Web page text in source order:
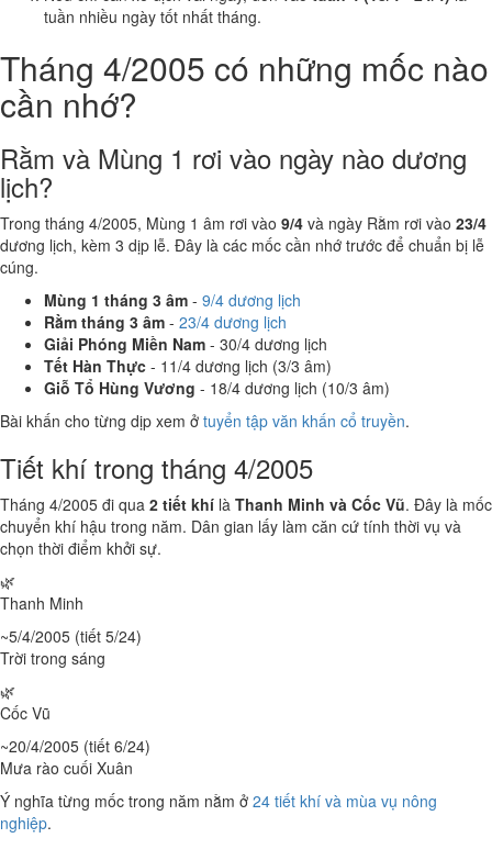
tuần nhiều ngày tốt nhất tháng.
Tháng 4/2005 có những mốc nào
cần nhớ?
Rằm và Mùng 1 rơi vào ngày nào dương
lịch?
Trong tháng 4/2005, Mùng 1 âm rơi vào 9/4 và ngày Rằm rơi vào 23/4
dương lịch, kèm 3 dịp lễ. Đây là các mốc cần nhớ trước để chuẩn bị lễ
cúng.
Mùng 1 tháng 3 âm - 9/4 dương lịch
Rằm tháng 3 âm - 23/4 dương lịch
Giải Phóng Miền Nam - 30/4 dương lịch
Tết Hàn Thực - 11/4 dương lịch (3/3 âm)
Giỗ Tổ Hùng Vương - 18/4 dương lịch (10/3 âm)
Bài khấn cho từng dịp xem ở tuyển tập văn khấn cổ truyền.
Tiết khí trong tháng 4/2005
Tháng 4/2005 đi qua 2 tiết khí là Thanh Minh và Cốc Vũ. Đây là mốc
chuyển khí hậu trong năm. Dân gian lấy làm căn cứ tính thời vụ và
chọn thời điểm khởi sự.
🌿
Thanh Minh
~5/4/2005 (tiết 5/24)
Trời trong sáng
🌿
Cốc Vũ
~20/4/2005 (tiết 6/24)
Mưa rào cuối Xuân
Ý nghĩa từng mốc trong năm nằm ở 24 tiết khí và mùa vụ nông
nghiệp.